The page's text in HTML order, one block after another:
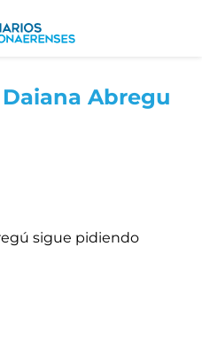
Daiana Abregu